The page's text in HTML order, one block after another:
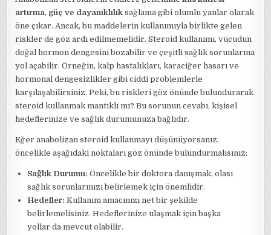
artırma, güç ve dayanıklılık sağlama gibi olumlu yanlar olarak
öne çıkar. Ancak, bu maddelerin kullanımıyla birlikte gelen
riskler de göz ardı edilmemelidir. Steroid kullanımı, vücudun
doğal hormon dengesini bozabilir ve çeşitli sağlık sorunlarına
yol açabilir. Örneğin, kalp hastalıkları, karaciğer hasarı ve
hormonal dengesizlikler gibi ciddi problemlerle
karşılaşabilirsiniz. Peki, bu riskleri göz önünde bulundurarak
steroid kullanmak mantıklı mı? Bu sorunun cevabı, kişisel
hedeflerinize ve sağlık durumunuza bağlıdır.
Eğer anabolizan steroid kullanmayı düşünüyorsanız,
öncelikle aşağıdaki noktaları göz önünde bulundurmalısınız:
Sağlık Durumu: Öncelikle bir doktora danışmak, olası
sağlık sorunlarınızı belirlemek için önemlidir.
Hedefler: Kullanım amacınızı net bir şekilde
belirlemelisiniz. Hedeflerinize ulaşmak için başka
yollar da mevcut olabilir.